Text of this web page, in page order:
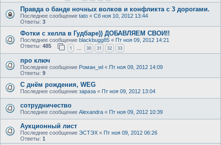
Правда о банде ночных волков и конфликта с 3 дорогами.
Последнее сообщение tato « Сб ноя 10, 2012 13:44
Ответы: 3
Фотки с хелла в Гудбаре)) ДОБАВЛЯЕМ СВОИ!!
Последнее сообщение blackbugg85 « Пт ноя 09, 2012 14:21
Ответы: 485 1 … 30 31 32 33
про ключ
Последнее сообщение Роман_wl « Пт ноя 09, 2012 14:09
Ответы: 9
C днём рождения, WEG
Последнее сообщение зараза « Пт ноя 09, 2012 13:04
сотрудничество
Последнее сообщение Alexandra « Пт ноя 09, 2012 10:39
Аукционный лист
Последнее сообщение ЭСТЭХ « Пт ноя 09, 2012 06:26
Ответы: 1